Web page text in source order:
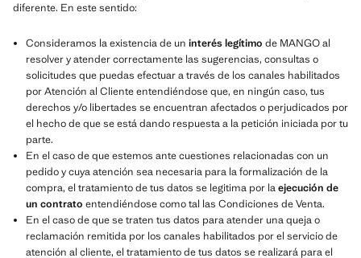
diferente. En este sentido:
Consideramos la existencia de un interés legítimo de MANGO al
resolver y atender correctamente las sugerencias, consultas o
solicitudes que puedas efectuar a través de los canales habilitados
por Atención al Cliente entendiéndose que, en ningún caso, tus
derechos y/o libertades se encuentran afectados o perjudicados por
el hecho de que se está dando respuesta a la petición iniciada por tu
parte.
En el caso de que estemos ante cuestiones relacionadas con un
pedido y cuya atención sea necesaria para la formalización de la
compra, el tratamiento de tus datos se legitima por laejecución de
un contrato entendiéndose como tal las Condiciones de Venta.
En el caso de que se traten tus datos para atender una queja o
reclamación remitida por los canales habilitados por el servicio de
atención al cliente, el tratamiento de tus datos se realizará para el